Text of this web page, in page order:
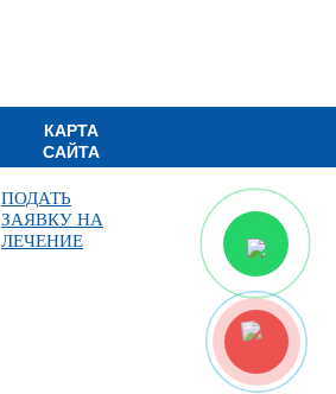
КАРТА
САЙТА
ПОДАТЬ
ЗАЯВКУ НА
ЛЕЧЕНИЕ